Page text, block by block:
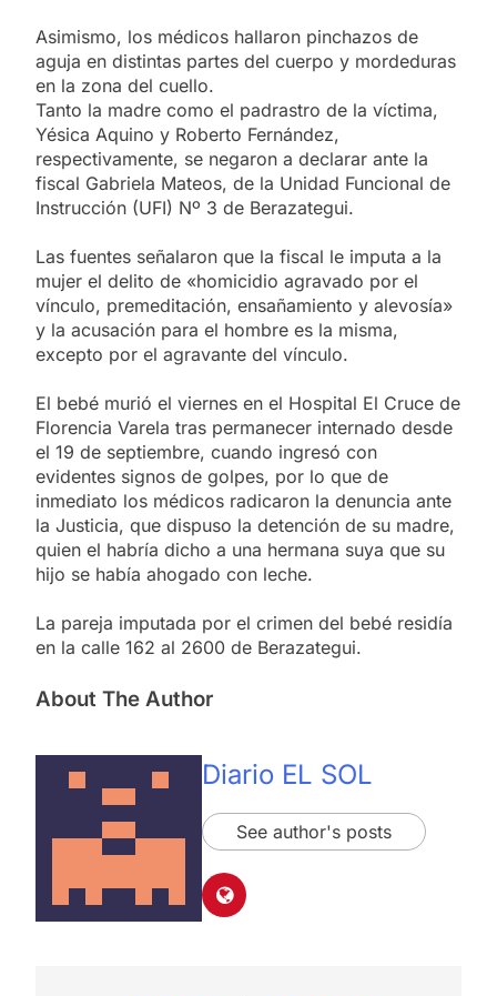
Asimismo, los médicos hallaron pinchazos de
aguja en distintas partes del cuerpo y mordeduras
en la zona del cuello.
Tanto la madre como el padrastro de la víctima,
Yésica Aquino y Roberto Fernández,
respectivamente, se negaron a declarar ante la
fiscal Gabriela Mateos, de la Unidad Funcional de
Instrucción (UFI) Nº 3 de Berazategui.
Las fuentes señalaron que la fiscal le imputa a la
mujer el delito de «homicidio agravado por el
vínculo, premeditación, ensañamiento y alevosía»
y la acusación para el hombre es la misma,
excepto por el agravante del vínculo.
El bebé murió el viernes en el Hospital El Cruce de
Florencia Varela tras permanecer internado desde
el 19 de septiembre, cuando ingresó con
evidentes signos de golpes, por lo que de
inmediato los médicos radicaron la denuncia ante
la Justicia, que dispuso la detención de su madre,
quien el habría dicho a una hermana suya que su
hijo se había ahogado con leche.
La pareja imputada por el crimen del bebé residía
en la calle 162 al 2600 de Berazategui.
About The Author
Diario EL SOL
See author's posts